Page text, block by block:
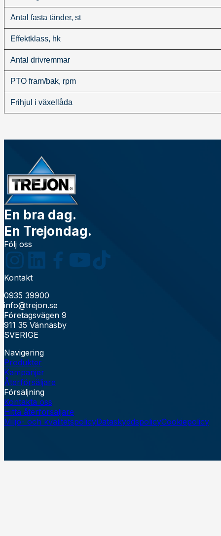
Antal fasta tänder, st
Effektklass, hk
Antal drivremmar
PTO fram/bak, rpm
Frihjul i växellåda
En bra dag.
En Trejondag.
Följ oss
Kontakt
0935 39900
info@trejon.se
Företagsvägen 9
911 35 Vännäsby
SVERIGE
Navigering
Produkter
Kampanjer
Återförsäljare
Försäljning
Kontakta oss
Hitta återförsäljare
Miljö- och kvalitetspolicyDataskyddspolicyCookiepolicy